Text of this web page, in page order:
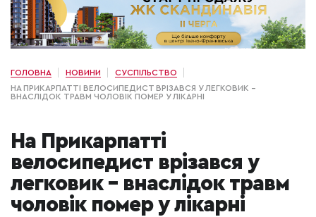
ГОЛОВНА НОВИНИ
СУСПІЛЬСТВО
НА ПРИКАРПАТТІ ВЕЛОСИПЕДИСТ ВРІЗАВСЯ У ЛЕГКОВИК –
ВНАСЛІДОК ТРАВМ ЧОЛОВІК ПОМЕР У ЛІКАРНІ
На Прикарпатті
велосипедист врізався у
легковик – внаслідок травм
чоловік помер у лікарні